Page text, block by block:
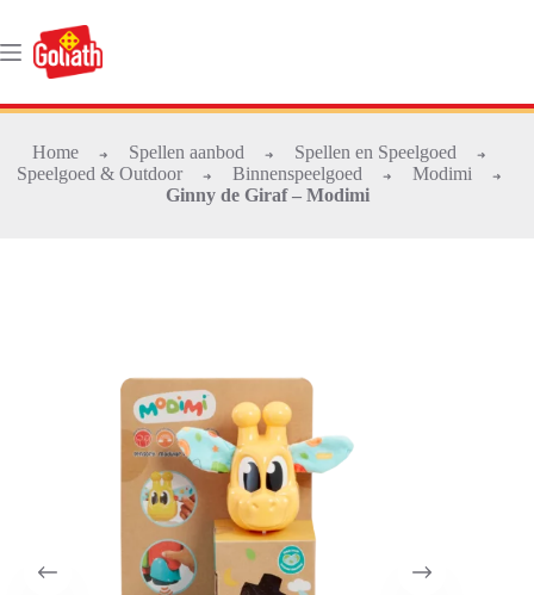
de
inhoud
Home ➜ Spellen aanbod ➜ Spellen en Speelgoed ➜
Speelgoed & Outdoor ➜ Binnenspeelgoed ➜ Modimi ➜
Ginny de Giraf – Modimi